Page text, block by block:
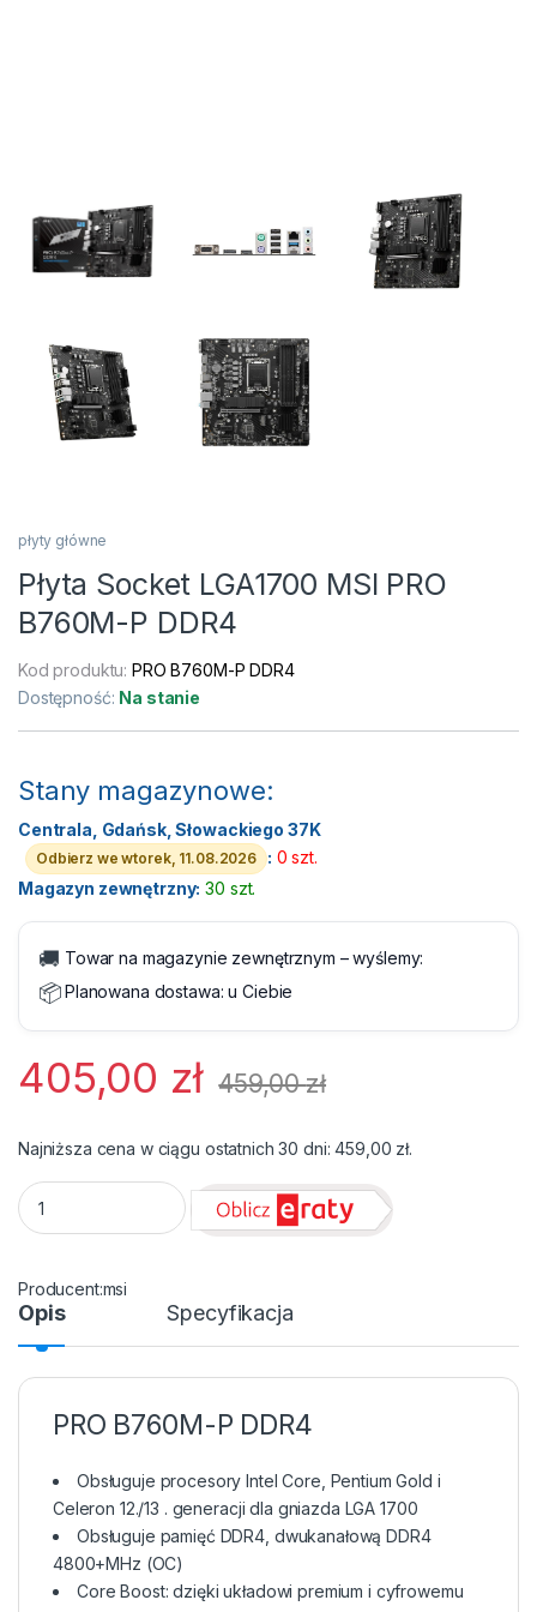
płyty główne
Płyta Socket LGA1700 MSI PRO
B760M-P DDR4
Kod produktu:PRO B760M-P DDR4
Dostępność: Na stanie
Stany magazynowe:
Centrala, Gdańsk, Słowackiego 37K
Odbierz we wtorek, 11.08.2026 : 0 szt.
Magazyn zewnętrzny: 30 szt.
🚚 Towar na magazynie zewnętrznym – wyślemy:
📦Planowana dostawa:u Ciebie
405,00 zł 459,00zł
Najniższa cena w ciągu ostatnich 30 dni:459,00 zł.
Płyta Socket LGA1700 MSI PRO B760M-P DDR4 quantity
msi
Opis Specyfikacja
PRO B760M-P DDR4
Obsługuje procesory Intel Core, Pentium Gold i
Celeron 12./13 . generacji dla gniazda LGA 1700
Obsługuje pamięć DDR4, dwukanałową DDR4
4800+MHz (OC)
Core Boost: dzięki układowi premium i cyfrowemu